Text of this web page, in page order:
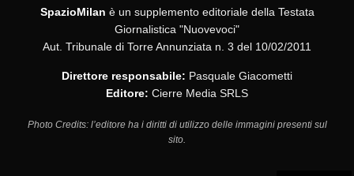
SpazioMilan è un supplemento editoriale della Testata
Giornalistica "Nuovevoci"
Aut. Tribunale di Torre Annunziata n. 3 del 10/02/2011
Direttore responsabile: Pasquale Giacometti
Editore: Cierre Media SRLS
Photo Credits: l’editore ha i diritti di utilizzo delle immagini presenti sul
sito.